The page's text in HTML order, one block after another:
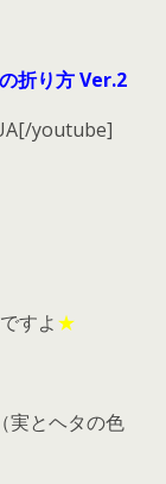
折り方 Ver.2
youtube]
すよ★
実とヘタの色